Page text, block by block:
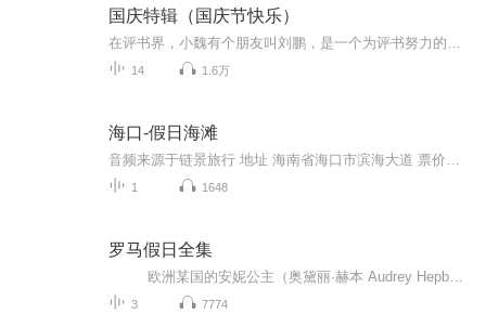
国庆特辑（国庆节快乐）
14 1.6万
海口-假日海滩
1 1648
罗马假日全集
3 7774